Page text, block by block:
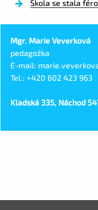
Škola se stala
Mgr. Marie Veverková
pedagožka
E-mail:
Tel.: +420 602 423 963
Kladská 335, Náchod